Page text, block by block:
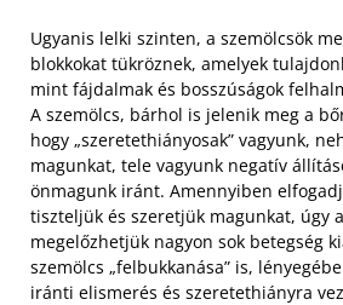
Ugyanis lelki szinten, a szemölcsök
blokkokat tükröznek, amelyek
mint fájdalmak és bosszúságok
A szemölcs, bárhol is jelenik meg a
hogy „szeretethiányosak” vagyunk,
magunkat, tele vagyunk negatív
önmagunk iránt. Amennyiben
tiszteljük és szeretjük magunkat, úgy
megelőzhetjük nagyon sok betegség
szemölcs „felbukkanása” is,
iránti elismerés és szeretethiányra